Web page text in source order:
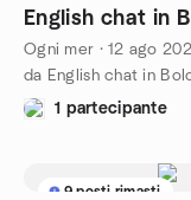
English chat in
Ogni mer ·12 ago
da English chat in
1 partecipante
9 posti rimasti